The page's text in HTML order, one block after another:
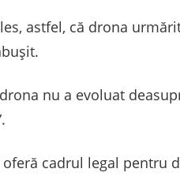
astfel, că drona
nu a evoluat
oferă cadrul legal